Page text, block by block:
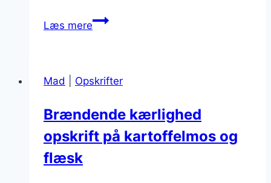
Læs mereBrændende
og
i
flødeskum
Mad Opskrifter
Brændende kærlighed
opskrift på kartoffelmos og
flæsk